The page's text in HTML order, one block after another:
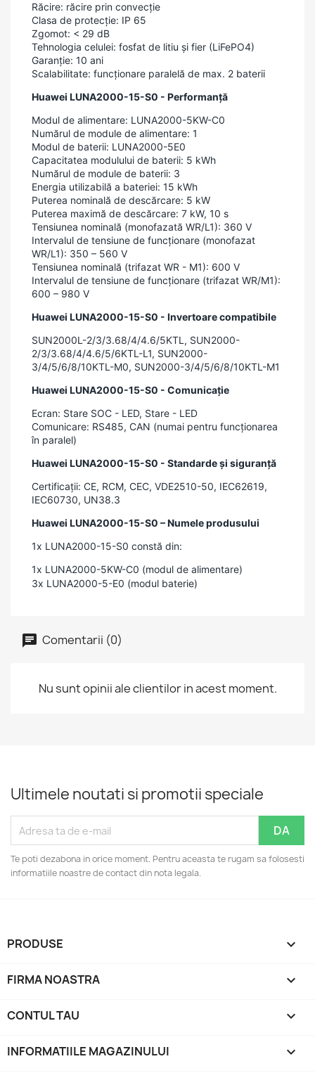
Răcire: răcire prin convecție
Clasa de protecție: IP 65
Zgomot: < 29 dB
Tehnologia celulei: fosfat de litiu și fier (LiFePO4)
Garanție: 10 ani
Scalabilitate: funcționare paralelă de max. 2 baterii
Huawei LUNA2000-15-S0 - Performanță
Modul de alimentare: LUNA2000-5KW-C0
Numărul de module de alimentare: 1
Modul de baterii: LUNA2000-5E0
Capacitatea modulului de baterii: 5 kWh
Numărul de module de baterii: 3
Energia utilizabilă a bateriei: 15 kWh
Puterea nominală de descărcare: 5 kW
Puterea maximă de descărcare: 7 kW, 10 s
Tensiunea nominală (monofazată WR/L1): 360 V
Intervalul de tensiune de funcționare (monofazat
WR/L1): 350 – 560 V
Tensiunea nominală (trifazat WR - M1): 600 V
Intervalul de tensiune de funcționare (trifazat WR/M1):
600 – 980 V
Huawei LUNA2000-15-S0 - Invertoare compatibile
SUN2000L-2/3/3.68/4/4.6/5KTL, SUN2000-
2/3/3.68/4/4.6/5/6KTL-L1, SUN2000-
3/4/5/6/8/10KTL-M0, SUN2000-3/4/5/6/8/10KTL-M1
Huawei LUNA2000-15-S0 - Comunicație
Ecran: Stare SOC - LED, Stare - LED
Comunicare: RS485, CAN (numai pentru funcționarea
în paralel)
Huawei LUNA2000-15-S0 - Standarde și siguranță
Certificații: CE, RCM, CEC, VDE2510-50, IEC62619,
IEC60730, UN38.3
Huawei LUNA2000-15-S0 – Numele produsului
1x LUNA2000-15-S0 constă din:
1x LUNA2000-5KW-C0 (modul de alimentare)
3x LUNA2000-5-E0 (modul baterie)
Comentarii (0)
Nu sunt opinii ale clientilor in acest moment.
Ultimele noutati si promotii speciale
Te poti dezabona in orice moment. Pentru aceasta te rugam sa folosesti
informatiile noastre de contact din nota legala.
PRODUSE 
FIRMA NOASTRA 
CONTUL TAU 
INFORMATIILE MAGAZINULUI keyboard_arrow_down